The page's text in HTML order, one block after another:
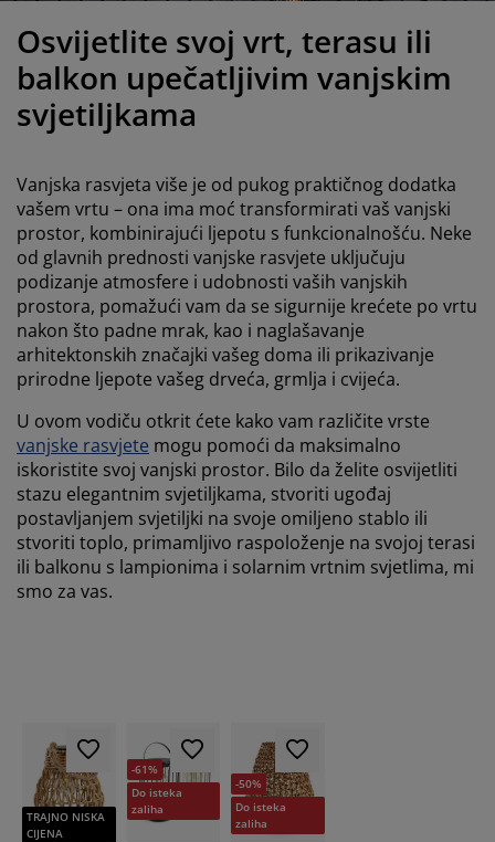
za spavaću sobu
kreveta s pohranom
kreveti
namještaja
rasvjeta
za kampiranje
soba
Osvijetlite svoj vrt, terasu ili
balkon upečatljivim vanjskim
svjetiljkama
Vanjska rasvjeta više je od pukog praktičnog dodatka
vašem vrtu – ona ima moć transformirati vaš vanjski
prostor, kombinirajući ljepotu s funkcionalnošću. Neke
od glavnih prednosti vanjske rasvjete uključuju
podizanje atmosfere i udobnosti vaših vanjskih
prostora, pomažući vam da se sigurnije krećete po vrtu
nakon što padne mrak, kao i naglašavanje
arhitektonskih značajki vašeg doma ili prikazivanje
prirodne ljepote vašeg drveća, grmlja i cvijeća.
U ovom vodiču otkrit ćete kako vam različite vrste
vanjske rasvjete mogu pomoći da maksimalno
iskoristite svoj vanjski prostor. Bilo da želite osvijetliti
stazu elegantnim svjetiljkama, stvoriti ugođaj
postavljanjem svjetiljki na svoje omiljeno stablo ili
stvoriti toplo, primamljivo raspoloženje na svojoj terasi
ili balkonu s lampionima i solarnim vrtnim svjetlima, mi
smo za vas.
TRAJNO NISKA
CIJENA
-61%
Do isteka
zaliha
-50%
Do isteka
zaliha